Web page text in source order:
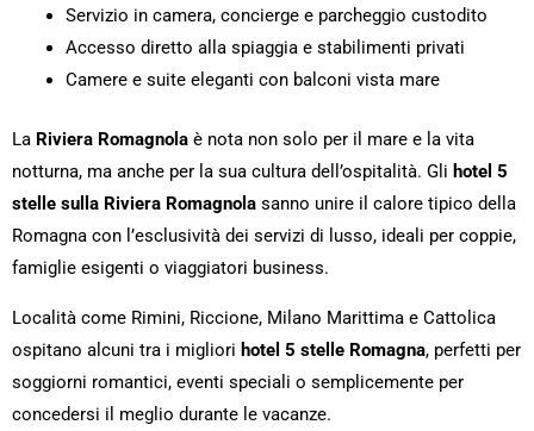
Servizio in camera, concierge e parcheggio custodito
Accesso diretto alla spiaggia e stabilimenti privati
Camere e suite eleganti con balconi vista mare
La Riviera Romagnola è nota non solo per il mare e la vita
notturna, ma anche per la sua cultura dell’ospitalità. Gli hotel 5
stelle sulla Riviera Romagnola sanno unire il calore tipico della
Romagna con l’esclusività dei servizi di lusso, ideali per coppie,
famiglie esigenti o viaggiatori business.
Località come Rimini, Riccione, Milano Marittima e Cattolica
ospitano alcuni tra i migliori hotel 5 stelle Romagna, perfetti per
soggiorni romantici, eventi speciali o semplicemente per
concedersi il meglio durante le vacanze.